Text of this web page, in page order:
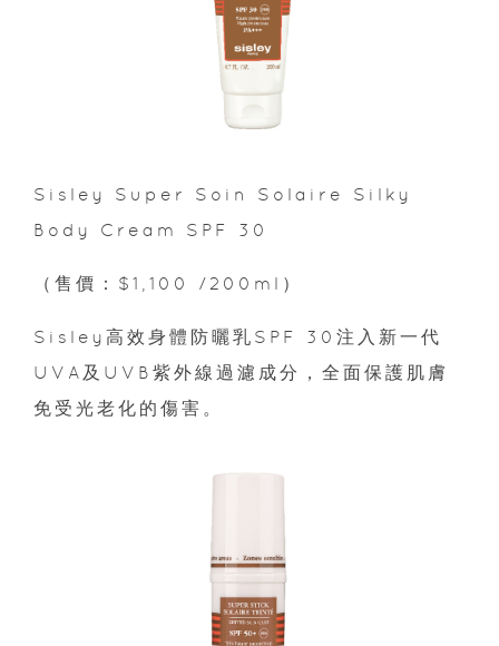
Sisley Super Soin Solaire Silky
Body Cream SPF 30
（售價：$1,100 /200ml）
Sisley高效身體防曬乳SPF 30注入新一代
UVA及UVB紫外線過濾成分，全面保護肌膚
免受光老化的傷害。